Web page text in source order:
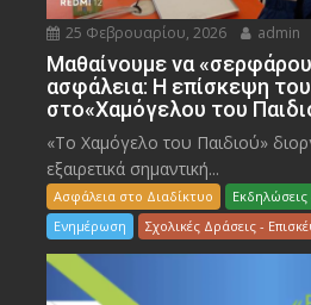
25 Φεβρουαρίου, 2026 admin
Μαθαίνουμε να
ασφάλεια: Η επίσκεψη
στο«Χαμόγελου του
«Το Χαμόγελο του Παιδιού»
εξαιρετικά σημαντική...
Ασφάλεια στο Διαδίκτυο
Ενημέρωση
Σχολικές Δράσεις -